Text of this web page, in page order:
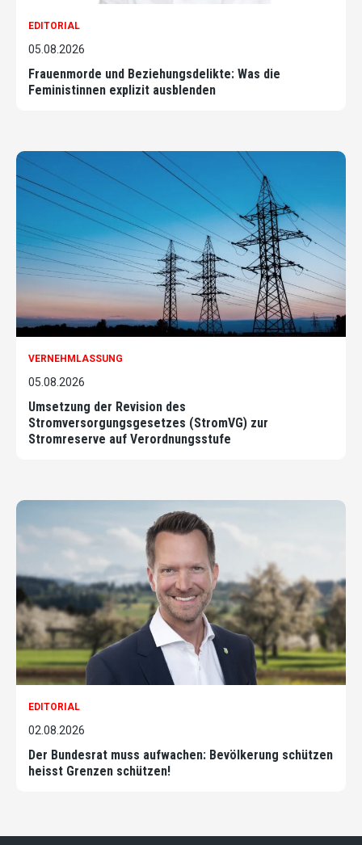
EDITORIAL
05.08.2026
Frauenmorde und Beziehungsdelikte: Was die
Feministinnen explizit ausblenden
VERNEHMLASSUNG
05.08.2026
Umsetzung der Revision des
Stromversorgungsgesetzes (StromVG) zur
Stromreserve auf Verordnungsstufe
EDITORIAL
02.08.2026
Der Bundesrat muss aufwachen: Bevölkerung schützen
heisst Grenzen schützen!